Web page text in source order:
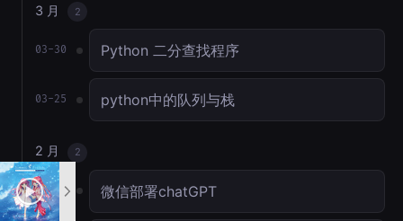
3 月 2
03-30 Python 二分查找程序
03-25 python中的队列与栈
2 月 2
02-17 微信部署chatGPT